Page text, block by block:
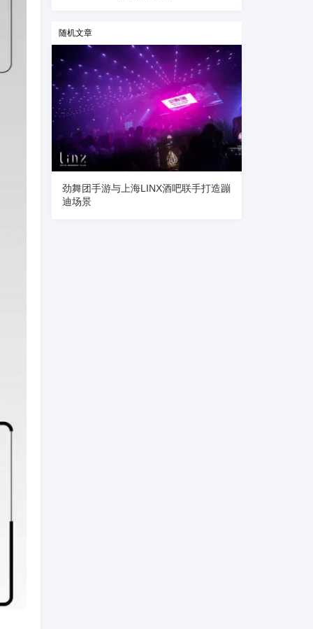
随机文章
劲舞团手游与上海LINX酒吧联手打造蹦
迪场景